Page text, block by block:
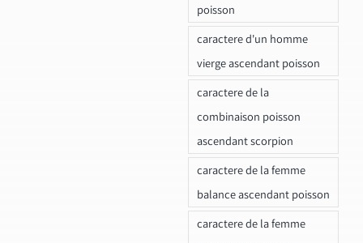
poisson
caractere d'un homme
vierge ascendant poisson
caractere de la
combinaison poisson
ascendant scorpion
caractere de la femme
balance ascendant poisson
caractere de la femme